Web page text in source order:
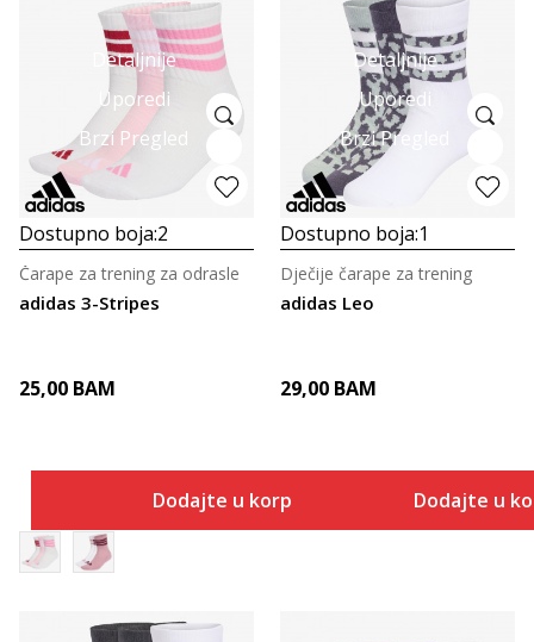
Detaljnije
Uporedi
Brzi Pregled
Dostupno boja:2
adidas 3-Stripes
Čarape za trening za odrasle
25,00 BAM
Dodajte u korpu
Detaljnije
Uporedi
Brzi Pregled
Dostupno boja:1
adidas Leo
Dječije čarape za trening
29,00 BAM
Dodajte u